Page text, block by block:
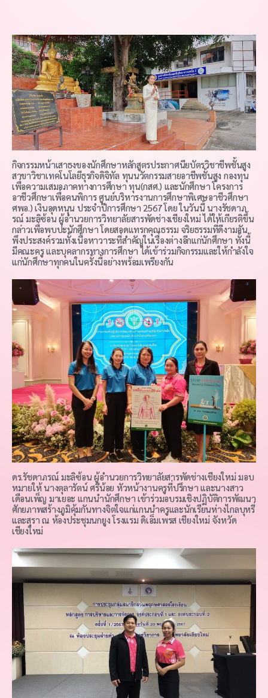
กิจกรรมหน้าเสาธงของนักศึกษาหลักสูตรประกาศนียบัตรวิชาชีพชั้นสูง
สาขาวิชาเทคโนโลยีธุรกิจดิจิทัล ทุนนวัตกรรมสายอาชีพชั้นสูง กองทุน
เพื่อความเสมอภาคทางการศึกษา ทุน(กสศ.) และนักศึกษา โครงการ
อาชีวศึกษาเพื่อคนพิการ ศูนย์บริหารงานการศึกษาพิเศษอาชีวศึกษา
ศพอ.) เงินอุดหนุน ประจำปีการศึกษา 2567 โดย ในวันนี้ นางรัชดาภ
รณ์ มะลิซ้อน ผู้อำนวยการวิทยาลัยสารพัดช่างเชียงใหม่ ได้ให้เกียรติขึ้น
กล่าวเพื่อพบปะนักศึกษา โดยสอดแทรกคุณธรรม จริยธรรมที่ดีงามอัน
พึงประสงค์รวมทั้งเนื้อหาวาระที่สำคัญในเรื่องต่างอีกแก่นักศึกษา ทั้งนี้
มีคณะครู และบุคลากรทางการศึกษา ได้เข้าร่วมกิจกรรมและให้กำลังใจ
แก่นักศึกษาทุกคนในครั้งนี้อย่างพร้อมเพรียงกัน
ดร.รัชดาภรณ์ มะลิซ้อน ผู้อำนวยการวิทยาลัยสารพัดช่างเชียงใหม่ มอบ
หมายให้ นางตุลารัตน์ ศรีน้อย หัวหน้างานครูที่ปรึกษา และนางสาว
เดือนเพ็ญ มาเยอะ แกนนำนักศึกษา เข้าร่วมอบรมเชิงปฏิบัติการพัฒนา
ศักยภาพสร้างภูมิคุ้มกันทางจิตใจแก่แกนนำครูและนักเรียนห่างไกลบุหรี่
และสุรา ณ ห้องประชุมนกยูง โรงแรม ดิเอ็มเพรส เชียงใหม่ จังหวัด
เชียงใหม่